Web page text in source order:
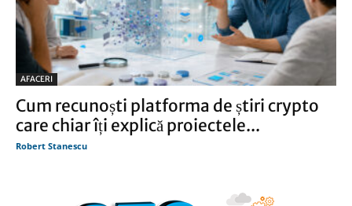
AFACERI
Cum recunoști platforma de știri crypto
care chiar îți explică proiectele...
Robert Stanescu